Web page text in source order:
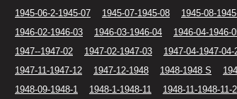
1945-06-2-1945-07
1945-07-1945-08 1945-08-
1946-02-1946-03
1946-03-1946-04 1946-04-1946-
1947--1947-02
1947-02-1947-03 1947-04-1947-04-
1947-11-1947-12
1947-12-1948 1948-1948 S
1948-09-1948-1
1948-1-1948-11 1948-11-1948-11-2